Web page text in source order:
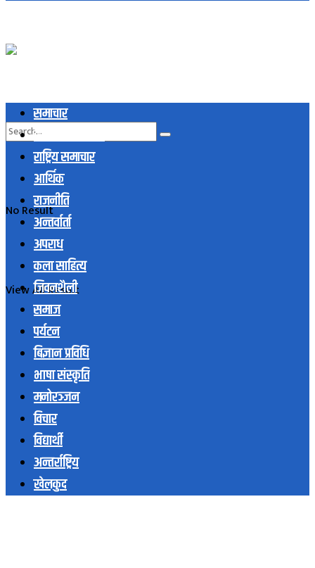
No Result
View All Result
समाचार
स्थानिय समाचार
राष्ट्रिय समाचार
आर्थिक
राजनीति
अन्तर्वार्ता
अपराध
कला साहित्य
जिवनशैली
समाज
पर्यटन
बिज्ञान प्रविधि
भाषा संस्कृति
मनोरञ्जन
विचार
विद्यार्थी
अन्तर्राष्ट्रिय
खेलकुद